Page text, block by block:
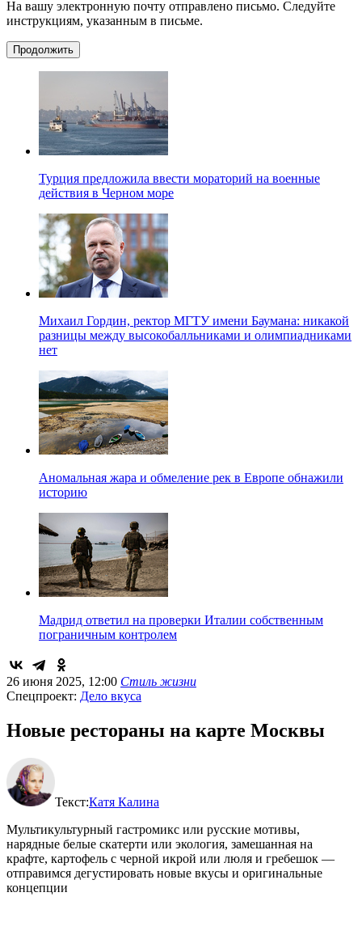
На вашу электронную почту отправлено письмо. Следуйте
инструкциям, указанным в письме.
Продолжить
Турция предложила ввести мораторий на военные
действия в Черном море
Михаил Гордин, ректор МГТУ имени Баумана: никакой
разницы между высокобалльниками и олимпиадниками
нет
Аномальная жара и обмеление рек в Европе обнажили
историю
Мадрид ответил на проверки Италии собственным
пограничным контролем
26 июня 2025, 12:00 Стиль жизни
Спецпроект: Дело вкуса
Новые рестораны на карте Москвы
Текст:Катя Калина
Мультикультурный гастромикс или русские мотивы,
нарядные белые скатерти или экология, замешанная на
крафте, картофель с черной икрой или люля и гребешок —
отправимся дегустировать новые вкусы и оригинальные
концепции